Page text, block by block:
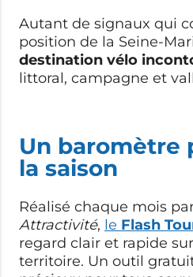
Autant de signaux qui
position de la Seine-
destination vélo
littoral, campagne et
Un baromètre
la saison
Réalisé chaque mois
Attractivité, le Flash
regard clair et rapide
territoire. Un outil